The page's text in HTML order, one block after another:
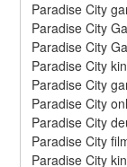
Paradise City
Paradise City
Paradise City
Paradise City
Paradise City
Paradise City
Paradise City
Paradise City
Paradise City